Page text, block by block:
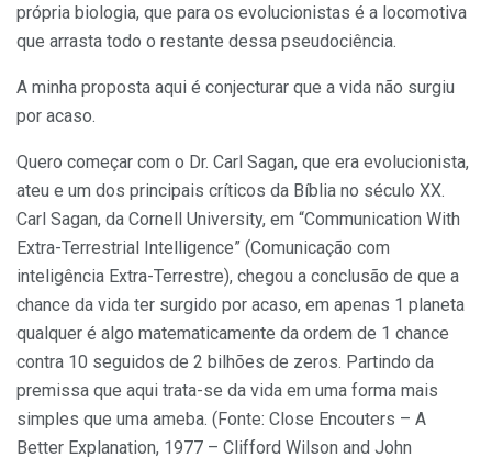
própria biologia, que para os evolucionistas é a locomotiva
que arrasta todo o restante dessa pseudociência.
A minha proposta aqui é conjecturar que a vida não surgiu
por acaso.
Quero começar com o Dr. Carl Sagan, que era evolucionista,
ateu e um dos principais críticos da Bíblia no século XX.
Carl Sagan, da Cornell University, em “Communication With
Extra-Terrestrial Intelligence” (Comunicação com
inteligência Extra-Terrestre), chegou a conclusão de que a
chance da vida ter surgido por acaso, em apenas 1 planeta
qualquer é algo matematicamente da ordem de 1 chance
contra 10 seguidos de 2 bilhões de zeros. Partindo da
premissa que aqui trata-se da vida em uma forma mais
simples que uma ameba. (Fonte: Close Encouters – A
Better Explanation, 1977 – Clifford Wilson and John